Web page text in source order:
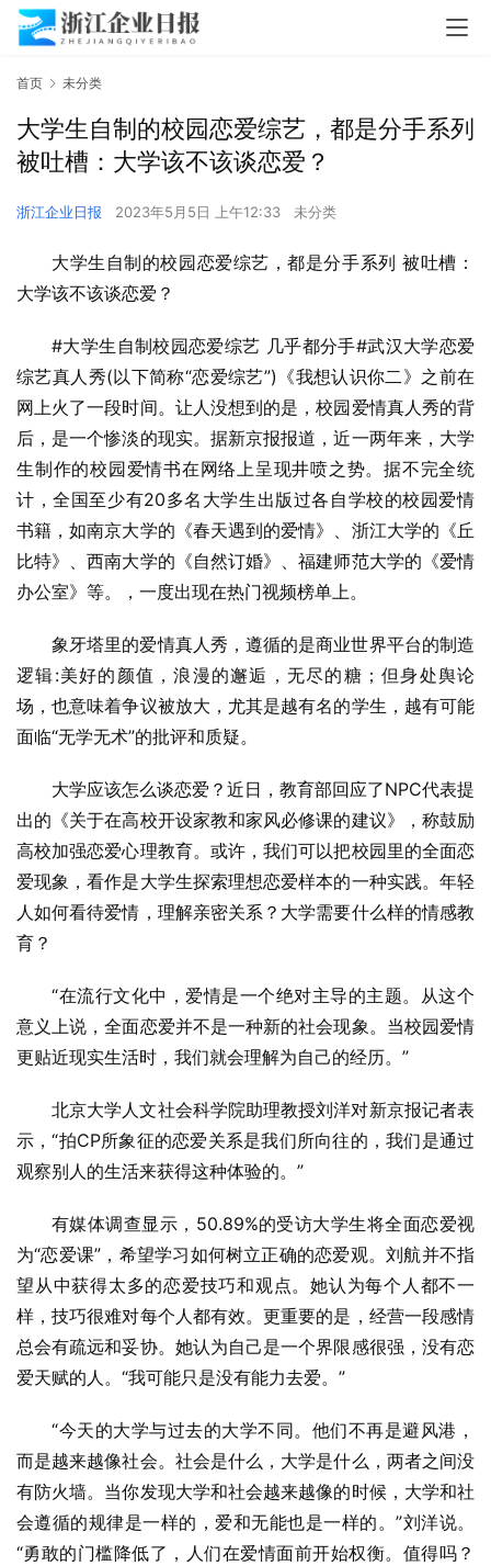
首页 未分类
大学生自制的校园恋爱综艺，都是分手系列
被吐槽：大学该不该谈恋爱？
浙江企业日报 2023年5月5日 上午12:33 未分类
大学生自制的校园恋爱综艺，都是分手系列 被吐槽：
大学该不该谈恋爱？
#大学生自制校园恋爱综艺 几乎都分手#武汉大学恋爱
综艺真人秀(以下简称“恋爱综艺”)《我想认识你二》之前在
网上火了一段时间。让人没想到的是，校园爱情真人秀的背
后，是一个惨淡的现实。据新京报报道，近一两年来，大学
生制作的校园爱情书在网络上呈现井喷之势。据不完全统
计，全国至少有20多名大学生出版过各自学校的校园爱情
书籍，如南京大学的《春天遇到的爱情》、浙江大学的《丘
比特》、西南大学的《自然订婚》、福建师范大学的《爱情
办公室》等。，一度出现在热门视频榜单上。
象牙塔里的爱情真人秀，遵循的是商业世界平台的制造
逻辑:美好的颜值，浪漫的邂逅，无尽的糖；但身处舆论
场，也意味着争议被放大，尤其是越有名的学生，越有可能
面临“无学无术”的批评和质疑。
大学应该怎么谈恋爱？近日，教育部回应了NPC代表提
出的《关于在高校开设家教和家风必修课的建议》，称鼓励
高校加强恋爱心理教育。或许，我们可以把校园里的全面恋
爱现象，看作是大学生探索理想恋爱样本的一种实践。年轻
人如何看待爱情，理解亲密关系？大学需要什么样的情感教
育？
“在流行文化中，爱情是一个绝对主导的主题。从这个
意义上说，全面恋爱并不是一种新的社会现象。当校园爱情
更贴近现实生活时，我们就会理解为自己的经历。”
北京大学人文社会科学院助理教授刘洋对新京报记者表
示，“拍CP所象征的恋爱关系是我们所向往的，我们是通过
观察别人的生活来获得这种体验的。”
有媒体调查显示，50.89%的受访大学生将全面恋爱视
为“恋爱课”，希望学习如何树立正确的恋爱观。刘航并不指
望从中获得太多的恋爱技巧和观点。她认为每个人都不一
样，技巧很难对每个人都有效。更重要的是，经营一段感情
总会有疏远和妥协。她认为自己是一个界限感很强，没有恋
爱天赋的人。“我可能只是没有能力去爱。”
“今天的大学与过去的大学不同。他们不再是避风港，
而是越来越像社会。社会是什么，大学是什么，两者之间没
有防火墙。当你发现大学和社会越来越像的时候，大学和社
会遵循的规律是一样的，爱和无能也是一样的。”刘洋说。
“勇敢的门槛降低了，人们在爱情面前开始权衡。值得吗？